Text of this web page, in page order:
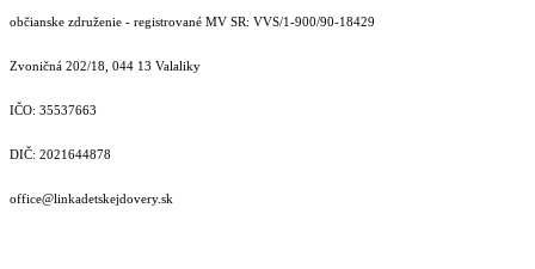
občianske združenie - registrované MV SR: VVS/1-900/90-18429
Zvoničná 202/18, 044 13 Valaliky
IČO: 35537663
DIČ: 2021644878
office@linkadetskejdovery.sk